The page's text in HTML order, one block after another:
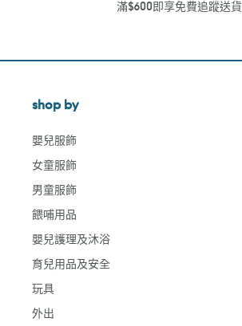
滿$600即享免費追蹤送貨
shop by
嬰兒服飾
女童服飾
男童服飾
餵哺用品
嬰兒護理及沐浴
育兒用品及安全
玩具
外出